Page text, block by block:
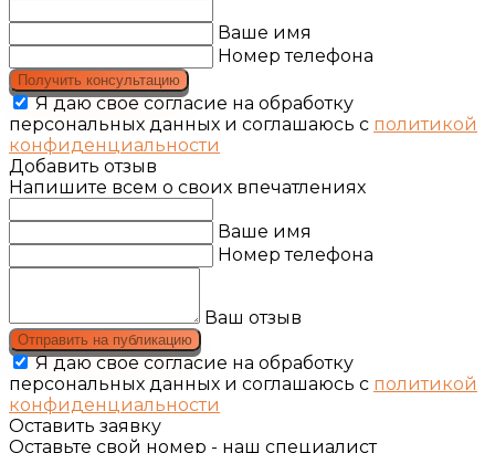
Ваше имя
Номер телефона
Получить консультацию
Я даю свое согласие на обработку
персональных данных и соглашаюсь с политикой
конфиденциальности
Добавить отзыв
Напишите всем о своих впечатлениях
Ваше имя
Номер телефона
Ваш отзыв
Отправить на публикацию
Я даю свое согласие на обработку
персональных данных и соглашаюсь с политикой
конфиденциальности
Оставить заявку
Оставьте свой номер - наш специалист